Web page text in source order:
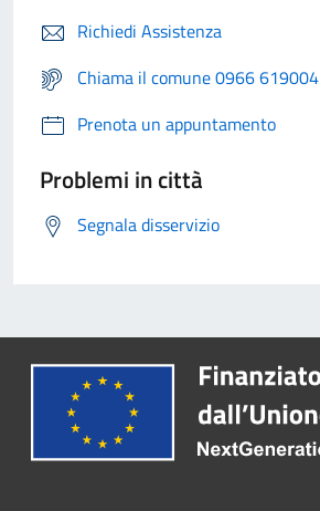
Richiedi Assistenza
Chiama il comune 0966 619004
Prenota un appuntamento
Problemi in città
Segnala disservizio